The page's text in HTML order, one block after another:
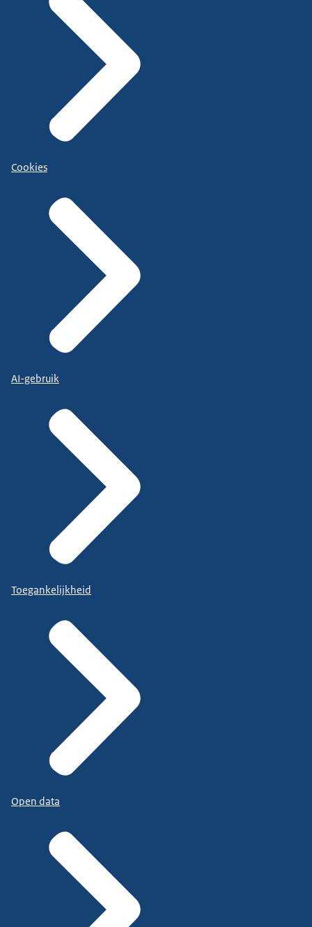
Cookies
AI-gebruik
Toegankelijkheid
Open data